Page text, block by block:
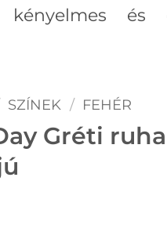
kényelmes és
SZÍNEK / FEHÉR
Gréti ruha